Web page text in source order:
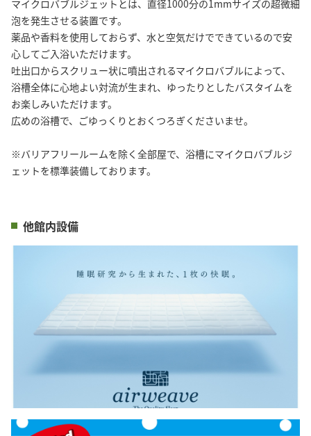
マイクロバブルジェットとは、直径1000分の1mmサイズの超微細
泡を発生させる装置です。
薬品や香料を使用しておらず、水と空気だけでできているので安
心してご入浴いただけます。
吐出口からスクリュー状に噴出されるマイクロバブルによって、
浴槽全体に心地よい対流が生まれ、ゆったりとしたバスタイムを
お楽しみいただけます。
広めの浴槽で、ごゆっくりとおくつろぎくださいませ。
※バリアフリールームを除く全部屋で、浴槽にマイクロバブルジ
ェットを標準装備しております。
他館内設備